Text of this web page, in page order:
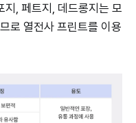
지, 페트지, 데드롱지는 모
로 열전사 프린트를 이용